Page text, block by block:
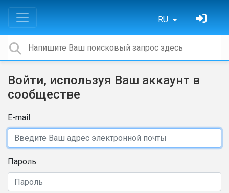
RU
Войти, используя Ваш аккаунт в
сообществе
E-mail
Пароль